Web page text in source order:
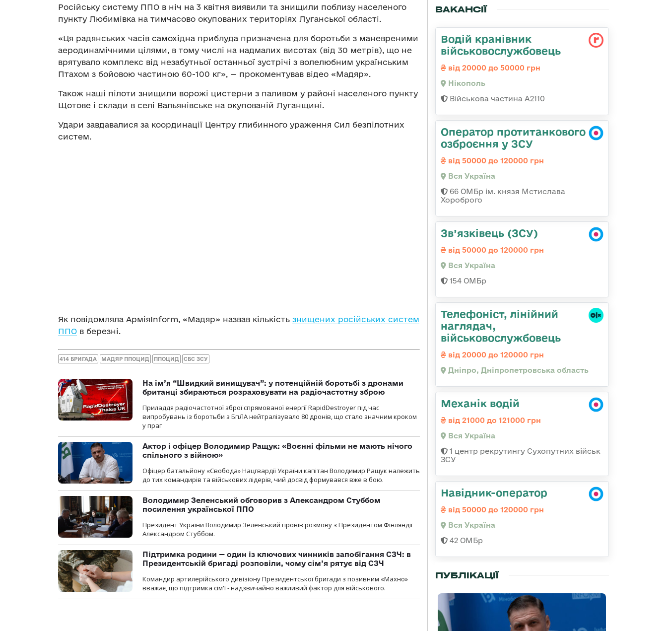
Російську систему ППО в ніч на 3 квітня виявили та знищили поблизу населеного
пункту Любимівка на тимчасово окупованих територіях Луганської області.
«Ця радянських часів самохідна приблуда призначена для боротьби з маневреними
аеродинамічними цілями, в тому числі на надмалих висотах (від 30 метрів), що не
врятувало комплекс від незабутньої останньої зустрічі з волелюбним українським
Птахом з бойовою частиною 60-100 кг», — прокоментував відео «Мадяр».
Також наші пілоти знищили ворожі цистерни з паливом у районі населеного пункту
Щотове і склади в селі Вальянівське на окупованій Луганщині.
Удари завдавалися за координації Центру глибинного ураження Сил безпілотних
систем.
Як повідомляла АрміяInform, «Мадяр» назвав кількість знищених російських систем
ППО в березні.
414 БРИГАДА МАДЯР ППОЦИД ППОЦИД СБС ЗСУ
На ім’я “Швидкий винищувач”: у потенційній боротьбі з дронами
британці збираються розраховувати на радіочастотну зброю
Приладдя радіочастотної зброї спрямованої енергії RapidDestroyer під час
випробувань із боротьби з БпЛА нейтралізувало 80 дронів, що стало значним кроком
у праг
Актор і офіцер Володимир Ращук: «Воєнні фільми не мають нічого
спільного з війною»
Офіцер батальйону «Свобода» Нацгвардії України капітан Володимир Ращук належить
до тих командирів та військових лідерів, чий досвід формувався вже в бою.
Володимир Зеленський обговорив з Александром Стуббом
посилення української ППО
Президент України Володимир Зеленський провів розмову з Президентом Фінляндії
Александром Стуббом.
Підтримка родини — один із ключових чинників запобігання СЗЧ: в
Президентській бригаді розповіли, чому сім’я рятує від СЗЧ
Командир артилерійського дивізіону Президентської бригади з позивним «Махно»
вважає, що підтримка сім'ї - надзвичайно важливий фактор для військового.
ВАКАНСІЇ
Водій кранівник
військовослужбовець
від 20000 до 50000 грн
Нікополь
Військова частина А2110
Оператор протитанкового
озброєння у ЗСУ
від 50000 до 120000 грн
Вся Україна
66 ОМБр ім. князя Мстислава
Хороброго
Зв’язківець (ЗСУ)
від 50000 до 120000 грн
Вся Україна
154 ОМБр
Телефоніст, лінійний
наглядач,
військовослужбовець
від 20000 до 120000 грн
Дніпро, Дніпропетровська область
Механік водій
від 21000 до 121000 грн
Вся Україна
1 центр рекрутингу Сухопутних військ
ЗСУ
Навідник-оператор
від 50000 до 120000 грн
Вся Україна
42 ОМБр
ПУБЛІКАЦІЇ